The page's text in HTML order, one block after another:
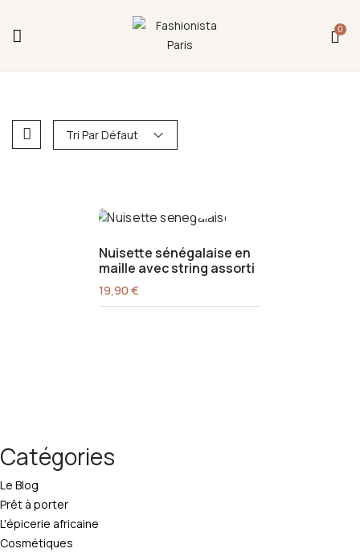
0
Tri Par Défaut
Nuisette sénégalaise en
maille avec string assorti
19,90€
Catégories
Le Blog
Prêt à porter
L'épicerie africaine
Cosmétiques
Fermeture annuelle du 17 juillet 16h au 12 août.
L'ajout au panier est indisponible et aucune
commande ni remise en main propre ne sera